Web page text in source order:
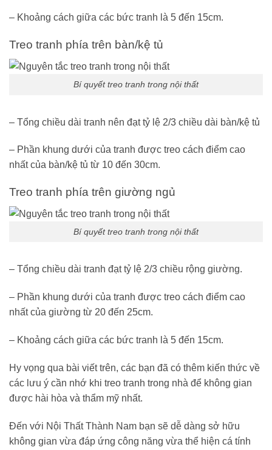
– Khoảng cách giữa các bức tranh là 5 đến 15cm.
Treo tranh phía trên bàn/kệ tủ
Bí quyết treo tranh trong nội thất
– Tổng chiều dài tranh nên đạt tỷ lệ 2/3 chiều dài bàn/kệ tủ
– Phần khung dưới của tranh được treo cách điểm cao
nhất của bàn/kệ tủ từ 10 đến 30cm.
Treo tranh phía trên giường ngủ
Bí quyết treo tranh trong nội thất
– Tổng chiều dài tranh đạt tỷ lệ 2/3 chiều rộng giường.
– Phần khung dưới của tranh được treo cách điểm cao
nhất của giường từ 20 đến 25cm.
– Khoảng cách giữa các bức tranh là 5 đến 15cm.
Hy vọng qua bài viết trên, các bạn đã có thêm kiến thức về
các lưu ý cần nhớ khi treo tranh trong nhà để không gian
được hài hòa và thẩm mỹ nhất.
Đến với Nội Thất Thành Nam bạn sẽ dễ dàng sở hữu
không gian vừa đáp ứng công năng vừa thể hiện cá tính